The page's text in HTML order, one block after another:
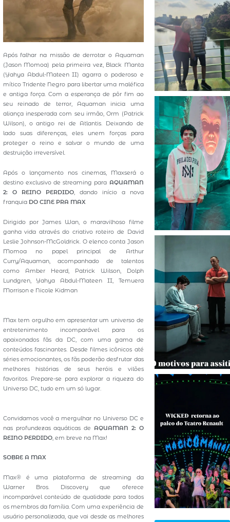
Após falhar na missão de derrotar o Aquaman
(Jason Momoa) pela primeira vez, Black Manta
(Yahya Abdul-Mateen II) agarra o poderoso e
mítico Tridente Negro para libertar uma maléfica
e antiga força. Com a esperança de pôr fim ao
seu reinado de terror, Aquaman inicia uma
aliança inesperada com seu irmão, Orm (Patrick
Wilson), o antigo rei de Atlantis. Deixando de
lado suas diferenças, eles unem forças para
proteger o reino e salvar o mundo de uma
destruição irreversível.
Após o lançamento nos cinemas, Maxserá o
destino exclusivo de streaming para AQUAMAN
2: O REINO PERDIDO, dando início a nova
franquia DO CINE PRA MAX
Dirigido por James Wan, o maravilhoso filme
ganha vida através do criativo roteiro de David
Leslie Johnson-McGoldrick. O elenco conta Jason
Momoa no papel principal de Arthur
Curry/Aquaman, acompanhado de talentos
como Amber Heard, Patrick Wilson, Dolph
Lundgren, Yahya Abdul-Mateen II, Temuera
Morrison e Nicole Kidman
Max tem orgulho em apresentar um universo de
entretenimento incomparável para os
apaixonados fãs da DC, com uma gama de
conteúdos fascinantes. Desde filmes icônicos até
séries emocionantes, os fãs poderão desfrutar das
melhores histórias de seus heróis e vilões
favoritos. Prepare-se para explorar a riqueza do
Universo DC, tudo em um só lugar.
Convidamos você a mergulhar no Universo DC e
nas profundezas aquáticas de AQUAMAN 2: O
REINO PERDIDO, em breve na Max!
SOBRE A MAX
Max® é uma plataforma de streaming da
Warner Bros. Discovery que oferece
incomparável conteúdo de qualidade para todos
os membros da família. Com uma experiência de
usuário personalizada, que vai desde as melhores